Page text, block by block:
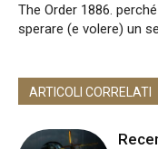
The Order 1886. perché
sperare (e volere) un
ARTICOLI CORRELATI